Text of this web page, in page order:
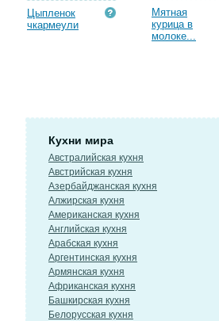
Цыпленок
чкармеули
Мятная
курица в
молоке...
Кухни мира
Австралийская кухня
Австрийская кухня
Азербайджанская кухня
Алжирская кухня
Американская кухня
Английская кухня
Арабская кухня
Аргентинская кухня
Армянская кухня
Африканская кухня
Башкирская кухня
Белорусская кухня